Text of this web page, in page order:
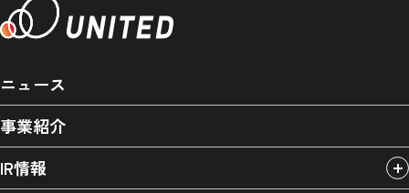
ニュース
事業紹介
IR情報